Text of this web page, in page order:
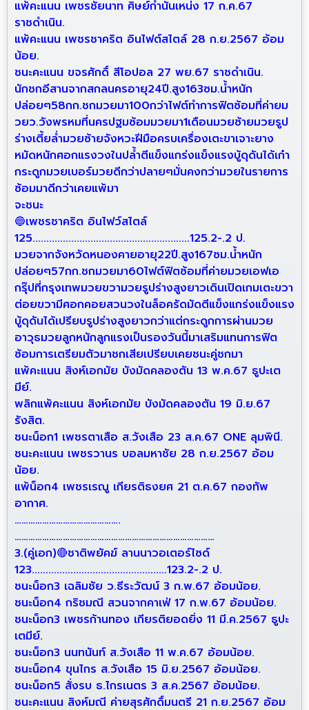
แพ้คะแนน เพชรชัยนาท ศิษย์กำนันเหน่ง 17 ก.ค.67
ราชดำเนิน.
แพ้คะแนน เพชรชาคริต อินไฟต์สไตล์ 28 ก.ย.2567 อ้อม
น้อย.
ชนะคะแนน ขจรศักดิ์ สีโอปอล 27 พย.67 ราชดำเนิน.
นักชกอีสานจากสกลนครอายุ24ปี.สูง163ซม.น้ำหนัก
ปล่อยๆ58กก.ชกมวยมา100กว่าไฟต์ทำการฟิตซ้อมที่ค่ายม
วยว.วังพรหมที่นครปฐมซ้อมมวยมา1เดือนมวยซ้ายมวยรูป
ร่างเตี้ยล่ำมวยซ้ายจังหวะฝีมือครบเครื่องเตะขาเจาะยาง
หมัดหนักศอกแรงวงในปล้ำตีแข็งแกร่งแข็งแรงบู้ดุดันได้เก๋า
กระดูกมวยเบอร์มวยดีกว่าปลายๆมั่นคงกว่ามวยในรายการ
ซ้อมมาดีกว่าเคยแพ้มา
จะชนะ
🔵เพชรชาคริต อินไฟว์สไตล์
125.........................................................125.2-.2 ป.
มวยจากจังหวัดหนองคายอายุ22ปี.สูง167ซม.น้ำหนัก
ปล่อยๆ57กก.ชกมวยมา60ไฟต์ฟิตซ้อมที่ค่ายมวยเอฟเอ
กรุ๊ปที่กรุงเทพมวยขวามวยรูปร่างสูงยาวเดินเปิดเกมเตะขวา
ต่อยขวามีศอกคอยสวนวงในล็อครัดมัดตีแข็งแกร่งแข็งแรง
บู้ดุดันได้เปรียบรูปร่างสูงยาวกว่าแต่กระดูกการผ่านมวย
อาวุธมวยลูกหนักลูกแรงเป็นรองวันนี้มาเสริมแทนการฟิต
ซ้อมการเตรียมตัวมาชกเสียเปรียบเคยชนะคู่ชกมา
แพ้คะแนน สิงห์เอกมัย บังมัดคลองตัน 13 พ.ค.67 ธูปะเต
มีย์.
พลิกแพ้คะแนน สิงห์เอกมัย บังมัดคลองตัน 19 มิ.ย.67
รังสิต.
ชนะน็อก1 เพชรตาเสือ ส.วังเสือ 23 ส.ค.67 ONE ลุมพินี.
ชนะคะแนน เพชรวานร บอลมหาชัย 28 ก.ย.2567 อ้อม
น้อย.
แพ้น็อก4 เพชรเรณู เกียรติธงยศ 21 ต.ค.67 กองทัพ
อากาศ.
……………………………………….
……………………………………………………………………………
3.(คู่เอก)🔴ชาติพยัคฆ์ ลานนาวอเตอร์ไซด์
123.................................................123.2-.2 ป.
ชนะน็อก3 เฉลิมชัย ว.ธีระวัฒน์ 3 ก.พ.67 อ้อมน้อย.
ชนะน็อก4 กริชมณี สวนจากคาเฟ่ 17 ก.พ.67 อ้อมน้อย.
ชนะน็อก3 เพชรก้านทอง เกียรติยอดยิ่ง 11 มี.ค.2567 ธูปะ
เตมีย์.
ชนะน็อก3 นนทนันท์ ส.วังเสือ 11 พ.ค.67 อ้อมน้อย.
ชนะน็อก4 ขุนไกร ส.วังเสือ 15 มิ.ย.2567 อ้อมน้อย.
ชนะน็อก5 สั่งรบ ธ.ไกรเนตร 3 ส.ค.2567 อ้อมน้อย.
ชนะคะแนน สิงห์มณี ค่ายสุรศักดิ์มนตรี 21 ก.ย.2567 อ้อม